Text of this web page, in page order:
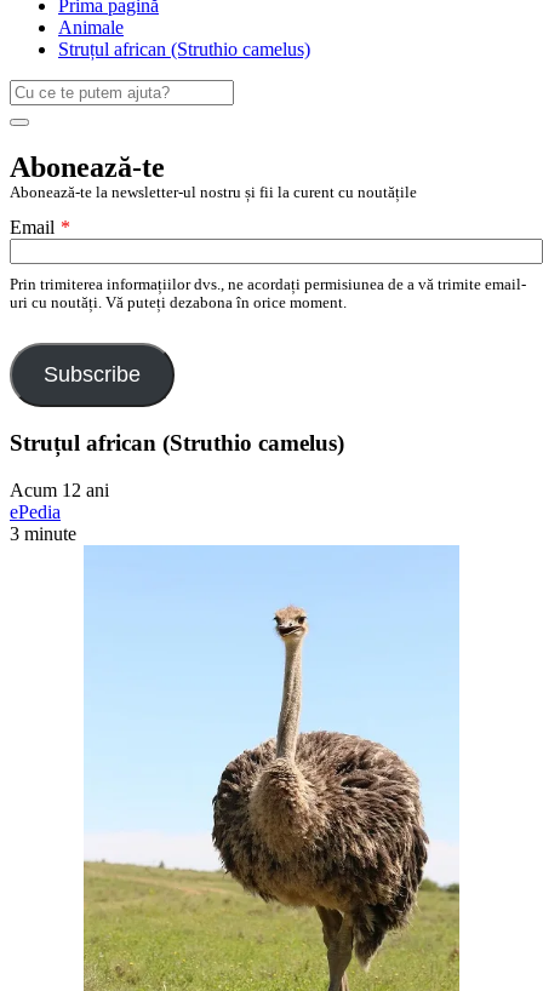
Prima pagină
Animale
Struțul african (Struthio camelus)
Caută
după:
Search
Abonează-te
Abonează-te la newsletter-ul nostru și fii la curent cu noutățile
Email *
Prin trimiterea informațiilor dvs., ne acordați permisiunea de a vă trimite email-
uri cu noutăți. Vă puteți dezabona în orice moment.
Subscribe
Struțul african (Struthio camelus)
Acum 12 ani
ePedia
3 minute